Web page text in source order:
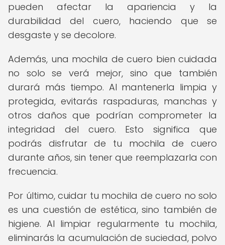
pueden afectar la apariencia y la
durabilidad del cuero, haciendo que se
desgaste y se decolore.
Además, una mochila de cuero bien cuidada
no solo se verá mejor, sino que también
durará más tiempo. Al mantenerla limpia y
protegida, evitarás raspaduras, manchas y
otros daños que podrían comprometer la
integridad del cuero. Esto significa que
podrás disfrutar de tu mochila de cuero
durante años, sin tener que reemplazarla con
frecuencia.
Por último, cuidar tu mochila de cuero no solo
es una cuestión de estética, sino también de
higiene. Al limpiar regularmente tu mochila,
eliminarás la acumulación de suciedad, polvo